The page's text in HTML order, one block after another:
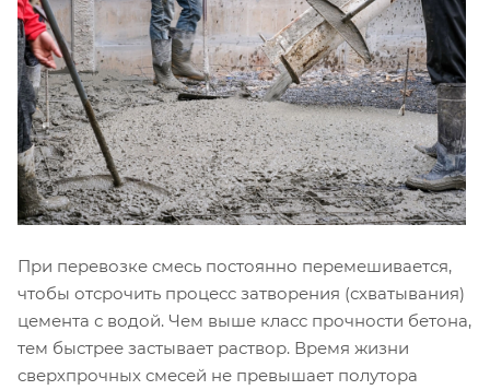
При перевозке смесь постоянно перемешивается,
чтобы отсрочить процесс затворения (схватывания)
цемента с водой. Чем выше класс прочности бетона,
тем быстрее застывает раствор. Время жизни
сверхпрочных смесей не превышает полутора